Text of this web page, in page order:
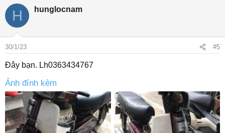
a
t
o
n
s
H hunglocnam
30/1/23 #5
Đây bạn. Lh0363434767
Ảnh đính kèm